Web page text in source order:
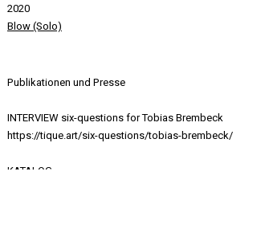
2020
Blow (Solo)
Publikationen und Presse
INTERVIEW six-questions for Tobias Brembeck
https://tique.art/six-questions/tobias-brembeck/
KATALOG